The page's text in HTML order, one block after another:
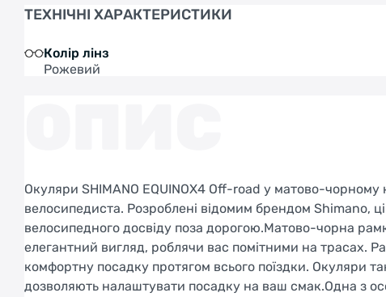
ТЕХНІЧНІ ХАРАКТЕРИСТИКИ
Колір лінз
Рожевий
Окуляри SHIMANO EQUINOX4 Off-road у матово-
велосипедиста. Розроблені відомим брендом Shimano,
велосипедного досвіду поза дорогою.Матово-чорна
елегантний вигляд, роблячи вас помітними на трасах.
комфортну посадку протягом всього поїздки. Окуляри
дозволяють налаштувати посадку на ваш смак.Одна з